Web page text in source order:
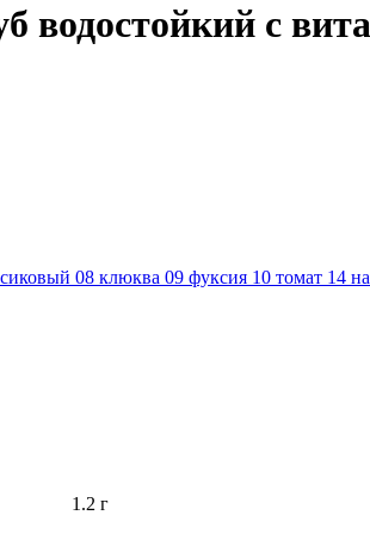
водостойкий с
08 клюква 09 фуксия 10 томат 14
1.2 г